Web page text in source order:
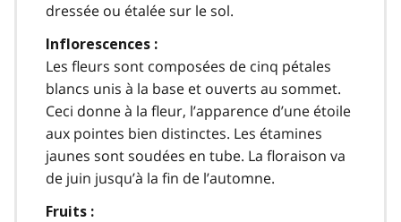
dressée ou étalée sur le sol.
Inflorescences :
Les fleurs sont composées de cinq pétales
blancs unis à la base et ouverts au sommet.
Ceci donne à la fleur, l’apparence d’une étoile
aux pointes bien distinctes. Les étamines
jaunes sont soudées en tube. La floraison va
de juin jusqu’à la fin de l’automne.
Fruits :